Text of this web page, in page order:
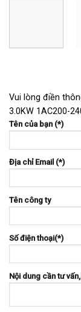
Vui lòng điền
3.0KW 1AC200-
Tên của bạn (*)
Địa chỉ Email (*)
Tên công ty
Số điện thoại(*)
Nội dung cần tư